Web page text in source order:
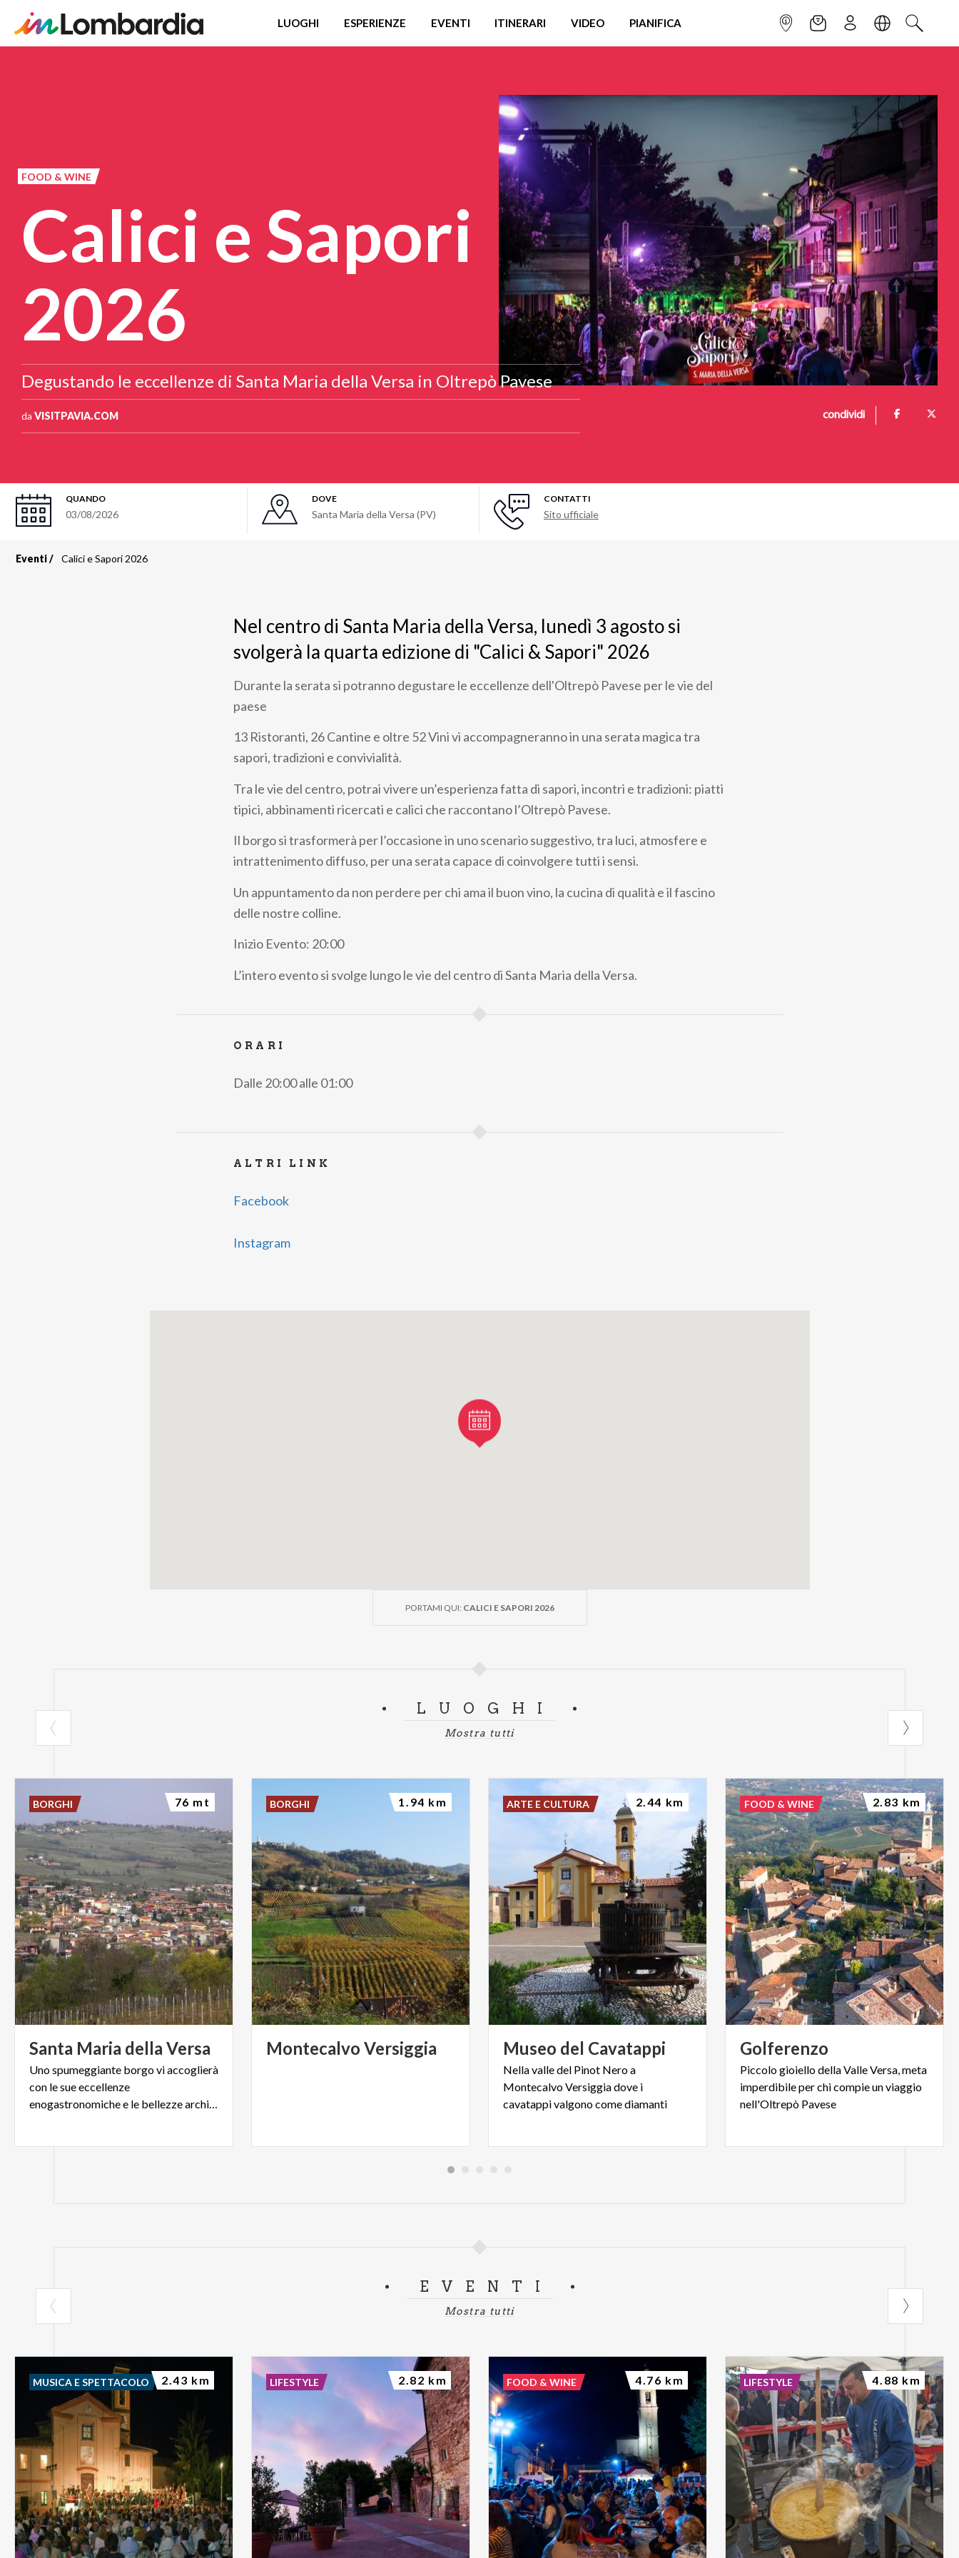
LUOGHI ESPERIENZE EVENTI ITINERARI VIDEO PIANIFICA INFOPOINTNEWSLETTER
ISCRIVITILINGUACERCA
FOOD & WINE
Calici e Sapori
2026
Degustando le eccellenze di Santa Maria della Versa in Oltrepò Pavese
da VISITPAVIA.COM condividi
QUANDO
03/08/2026
DOVE
Santa Maria della Versa (PV)
CONTATTI
Sito ufficiale
Briciole
Eventi Calici e Sapori 2026
Nel centro di Santa Maria della Versa, lunedì 3 agosto si
svolgerà la quarta edizione di "Calici & Sapori" 2026
Durante la serata si potranno degustare le eccellenze dell'Oltrepò Pavese per le vie del
paese
13 Ristoranti, 26 Cantine e oltre 52 Vini vi accompagneranno in una serata magica tra
sapori, tradizioni e convivialità.
Tra le vie del centro, potrai vivere un’esperienza fatta di sapori, incontri e tradizioni: piatti
tipici, abbinamenti ricercati e calici che raccontano l’Oltrepò Pavese.
Il borgo si trasformerà per l’occasione in uno scenario suggestivo, tra luci, atmosfere e
intrattenimento diffuso, per una serata capace di coinvolgere tutti i sensi.
Un appuntamento da non perdere per chi ama il buon vino, la cucina di qualità e il fascino
delle nostre colline.
Inizio Evento: 20:00
L’intero evento si svolge lungo le vie del centro di Santa Maria della Versa.
ORARI
Dalle 20:00 alle 01:00
ALTRI LINK
Facebook
Instagram
PORTAMI QUI: CALICI E SAPORI 2026
LUOGHI
Mostra tutti
Santa Maria della Versa
Uno spumeggiante borgo vi accoglierà
con le sue eccellenze
enogastronomiche e le bellezze architettoniche
BORGHI 76 mt
Montecalvo Versiggia
BORGHI 1.94 km
Museo del Cavatappi
Nella valle del Pinot Nero a
Montecalvo Versiggia dove i
cavatappi valgono come diamanti
ARTE E CULTURA 2.44 km
Golferenzo
Piccolo gioiello della Valle Versa, meta
imperdibile per chi compie un viaggio
nell'Oltrepò Pavese
FOOD & WINE 2.83 km
EVENTI
Mostra tutti
MUSICA E SPETTACOLO 2.43 km LIFESTYLE 2.82 km FOOD & WINE 4.76 km LIFESTYLE 4.88 km